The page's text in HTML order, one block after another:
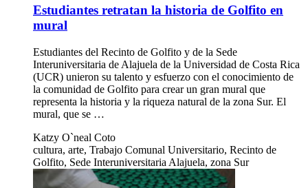
Estudiantes retratan la historia de Golfito en
mural
Estudiantes del Recinto de Golfito y de la Sede
Interuniversitaria de Alajuela de la Universidad de Costa Rica
(UCR) unieron su talento y esfuerzo con el conocimiento de
la comunidad de Golfito para crear un gran mural que
representa la historia y la riqueza natural de la zona Sur. El
mural, que se …
Katzy O`neal Coto
cultura, arte, Trabajo Comunal Universitario, Recinto de
Golfito, Sede Interuniversitaria Alajuela, zona Sur